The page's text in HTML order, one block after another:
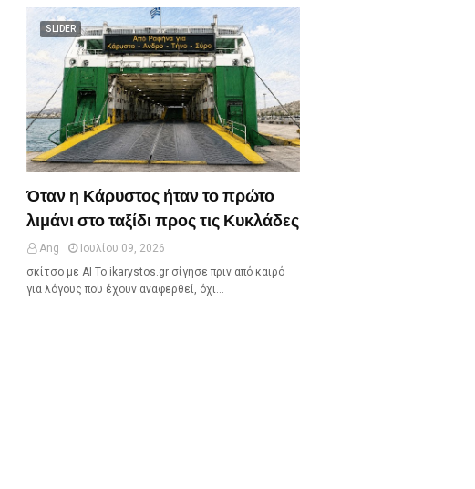
SLIDER
Όταν η Κάρυστος ήταν το πρώτο
λιμάνι στο ταξίδι προς τις Κυκλάδες
Ang
Ιουλίου 09, 2026
σκίτσο με ΑΙ Το ikarystos.gr σίγησε πριν από καιρό
για λόγους που έχουν αναφερθεί, όχι…